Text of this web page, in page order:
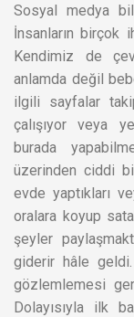
Sosyal medya
İnsanların birçok
Kendimiz de
anlamda değil
ilgili sayfalar
çalışıyor veya
burada
üzerinden ciddi
evde yaptıkları
oralara koyup
şeyler
giderir hâle geldi.
gözlemlemesi
Dolayısıyla ilk